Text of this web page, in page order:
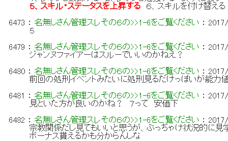
５、スキル・ステータスを上昇する ６、スキルを付け替え
6473 ：名無しさん管理スレその６の>>1-6をご覧ください ：
５
6479 ：名無しさん管理スレその６の>>1-6をご覧ください ：
ジャンヌファイアーはスルーでいいのかねえ？
6480 ：名無しさん管理スレその６の>>1-6をご覧ください ：
前回の処刑イベントみたいに処刑見るだけっぽいが能力
6481
：名無しさん管理スレその６の>>1-6をご覧ください ：
見といた方が良いのかね？ ７って 安価下
6482 ：名無しさん管理スレその６の>>1-6をご覧ください ：
宗教関係だし見てもいいと思うが、ぶっちゃけ状況的に
ボーナス貰えるかも分からんしな